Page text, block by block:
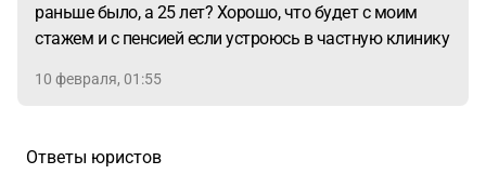
раньше было, а 25 лет? Хорошо, что будет с моим
стажем и с пенсией если устроюсь в частную клинику
10 февраля, 01:55
Ответы юристов